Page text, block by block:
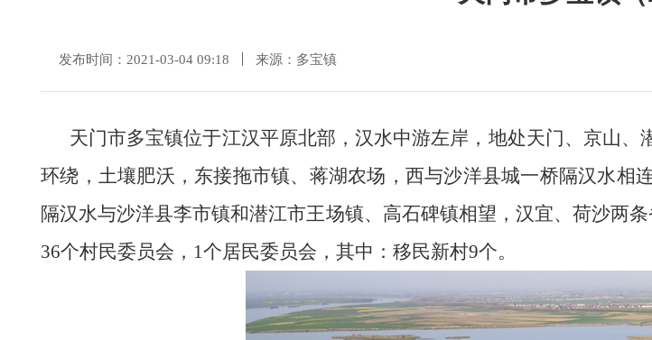
发布时间：2021-03-04 09:18 来源：多宝镇
天门市多宝镇位于江汉平原北部，汉水中游左岸，地处天门、京山
环绕，土壤肥沃，东接拖市镇、蒋湖农场，西与沙洋县城一桥隔汉水
隔汉水与沙洋县李市镇和潜江市王场镇、高石碑镇相望，汉宜、荷沙两
36个村民委员会，1个居民委员会，其中：移民新村9个。